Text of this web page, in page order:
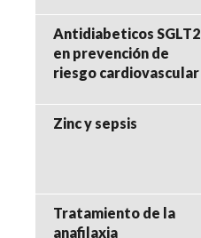
Antidiabeticos SGLT2
en prevención de
riesgo cardiovascular
Zinc y sepsis
Tratamiento de la
anafilaxia